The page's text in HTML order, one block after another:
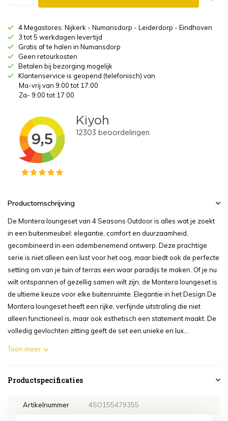
4 Megastores: Nijkerk - Numansdorp - Leiderdorp - Eindhoven
3 tot 5 werkdagen levertijd
Gratis af te halen in Numansdorp
Geen retourkosten
Betalen bij bezorging mogelijk
Klantenservice is geopend (telefonisch) van
Ma-vrij van 9:00 tot 17:00
Za- 9:00 tot 17:00
Productomschrijving
De Montera loungeset van 4 Seasons Outdoor is alles wat je zoekt
in een buitenmeubel: elegantie, comfort en duurzaamheid,
gecombineerd in een adembenemend ontwerp. Deze prachtige
serie is niet alleen een lust voor het oog, maar biedt ook de perfecte
setting om van je tuin of terras een waar paradijs te maken. Of je nu
wilt ontspannen of gezellig samen wilt zijn, de Montera loungeset is
de ultieme keuze voor elke buitenruimte. Elegantie in het Design De
Montera loungeset heeft een rijke, verfijnde uitstraling die niet
alleen functioneel is, maar ook esthetisch een statement maakt. De
volledig gevlochten zitting geeft de set een unieke en lux...
Toon meer
Productspecificaties
Artikelnummer 4SO155479355